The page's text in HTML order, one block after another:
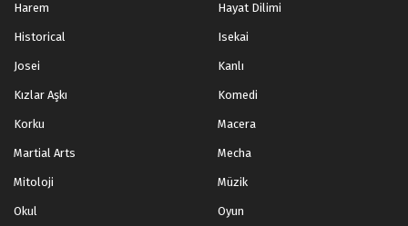
Douluo Dalu 2: Eşsiz Tang Mezhebi 11-15.Bölüm
Blm 11-15 - Temmuz 1, 2023
Douluo Dalu 2: Eşsiz Tang Mezhebi 1-5.Bölüm
Blm 1-5 - Haziran 24, 2023
Harem Hayat Dilimi
Historical Isekai
Josei Kanlı
Kızlar Aşkı Komedi
Korku Macera
Martial Arts Mecha
Mitoloji Müzik
Okul Oyun